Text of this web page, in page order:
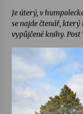
Je úterý, v
se najde čtenář,
vypůjčené knihy. Post